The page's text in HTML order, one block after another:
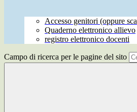
Accesso genitori (oppure
Quaderno elettronico allievo
registro elettronico docenti
Campo di ricerca per le pagine del sito